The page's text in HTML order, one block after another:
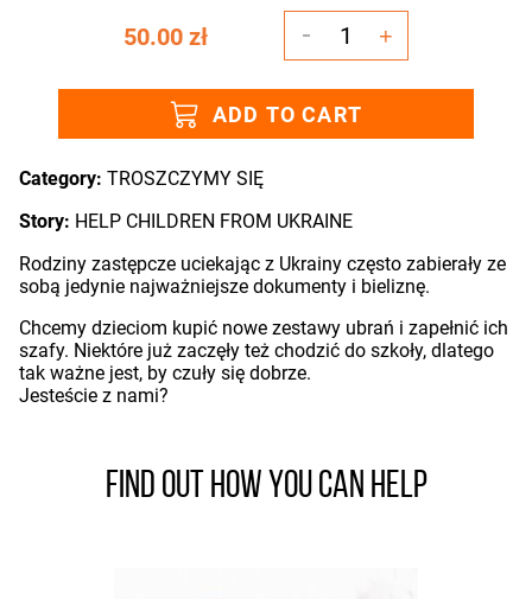
50.00 zł - 1 +
ADD TO CART
Category: TROSZCZYMY SIĘ
Story: HELP CHILDREN FROM UKRAINE
Rodziny zastępcze uciekając z Ukrainy często zabierały ze
sobą jedynie najważniejsze dokumenty i bieliznę.
Chcemy dzieciom kupić nowe zestawy ubrań i zapełnić ich
szafy. Niektóre już zaczęły też chodzić do szkoły, dlatego
tak ważne jest, by czuły się dobrze.
Jesteście z nami?
Find out how you can help